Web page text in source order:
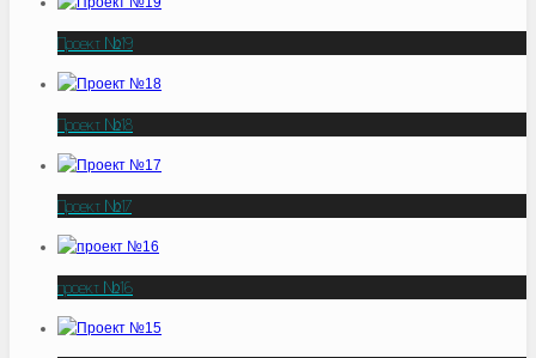
Проект №19
Проект №18
Проект №17
проект №16